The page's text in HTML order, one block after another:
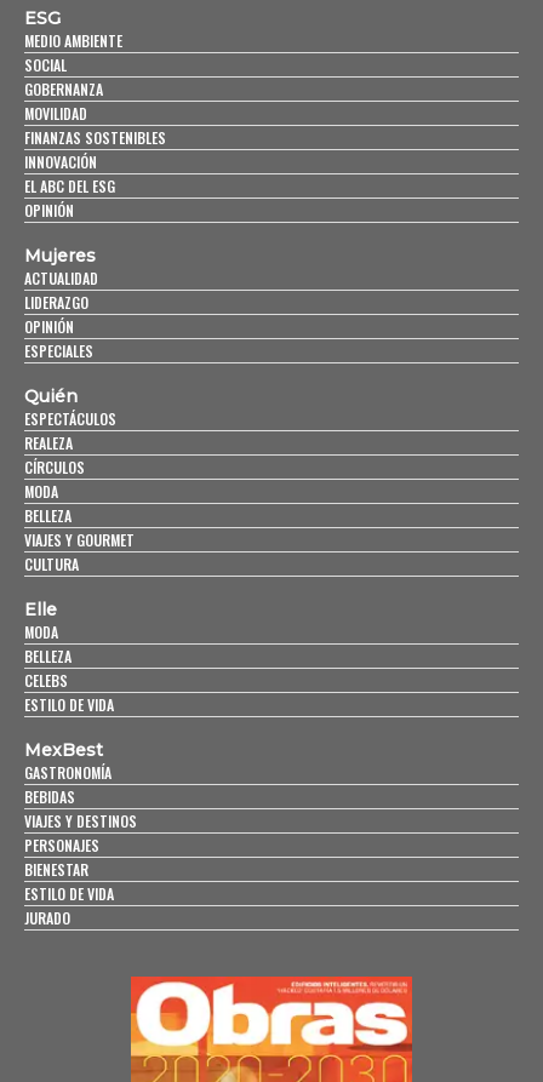
ESG
MEDIO AMBIENTE
SOCIAL
GOBERNANZA
MOVILIDAD
FINANZAS SOSTENIBLES
INNOVACIÓN
EL ABC DEL ESG
OPINIÓN
Mujeres
ACTUALIDAD
LIDERAZGO
OPINIÓN
ESPECIALES
Quién
ESPECTÁCULOS
REALEZA
CÍRCULOS
MODA
BELLEZA
VIAJES Y GOURMET
CULTURA
Elle
MODA
BELLEZA
CELEBS
ESTILO DE VIDA
MexBest
GASTRONOMÍA
BEBIDAS
VIAJES Y DESTINOS
PERSONAJES
BIENESTAR
ESTILO DE VIDA
JURADO